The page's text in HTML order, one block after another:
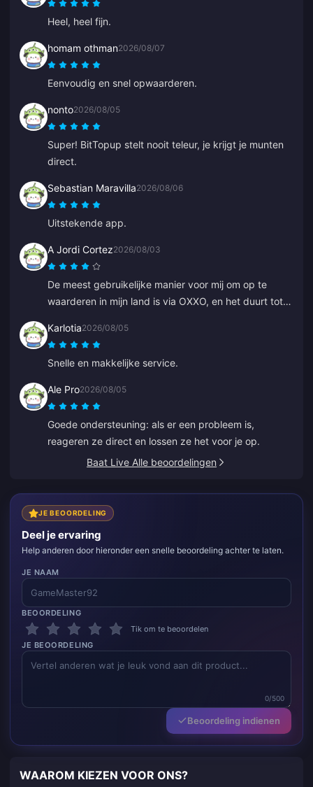
Heel, heel fijn.
homam othman2026/08/07
Eenvoudig en snel opwaarderen.
nonto2026/08/05
Super! BitTopup stelt nooit teleur, je krijgt je munten
direct.
Sebastian Maravilla2026/08/06
Uitstekende app.
A Jordi Cortez2026/08/03
De meest gebruikelijke manier voor mij om op te
waarderen in mijn land is via OXXO, en het duurt tot
Karlotia2026/08/05
Snelle en makkelijke service.
Ale Pro2026/08/05
Goede ondersteuning: als er een probleem is,
reageren ze direct en lossen ze het voor je op.
Baat Live Alle beoordelingen
JE BEOORDELING
Deel je ervaring
Help anderen door hieronder een snelle beoordeling achter te laten.
JE NAAM
BEOORDELING
Tik om te beoordelen
JE BEOORDELING
0/500
Beoordeling indienen
WAAROM KIEZEN VOOR ONS?